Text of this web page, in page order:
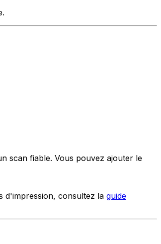
scan fiable. Vous pouvez ajouter le
d'impression, consultez la guide